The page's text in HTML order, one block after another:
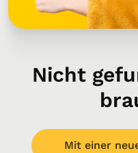
Nicht
Mit einer